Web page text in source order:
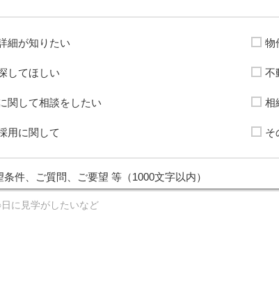
細が知りたい 物
してほしい 不
関して相談をしたい 相
用に関して そ
件、ご質問、ご要望 等（1000文字以内）